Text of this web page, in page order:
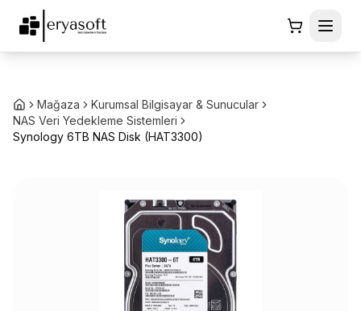
Mağaza
Kurumsal Bilgisayar & Sunucular
NAS Veri Yedekleme Sistemleri
Synology 6TB NAS Disk (HAT3300)